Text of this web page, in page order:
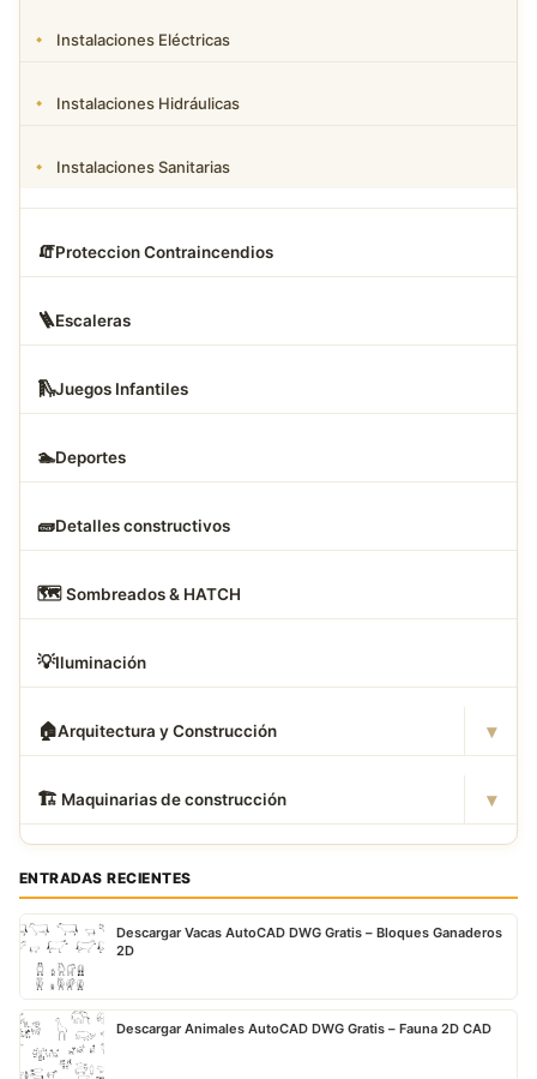
Instalaciones Eléctricas
Instalaciones Hidráulicas
Instalaciones Sanitarias
🧯Proteccion Contraincendios
🪜Escaleras
🛝Juegos Infantiles
🏊Deportes
🧱Detalles constructivos
🗺️ Sombreados & HATCH
💡Iluminación
🏠Arquitectura y Construcción ▾
🏗 ️ Maquinarias de construcción ▾
ENTRADAS RECIENTES
Descargar Vacas AutoCAD DWG Gratis – Bloques Ganaderos
2D
Descargar Animales AutoCAD DWG Gratis – Fauna 2D CAD